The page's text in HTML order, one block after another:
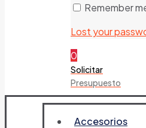
Remember
Lost your
0
Solicitar
Presupuesto
Accesorios